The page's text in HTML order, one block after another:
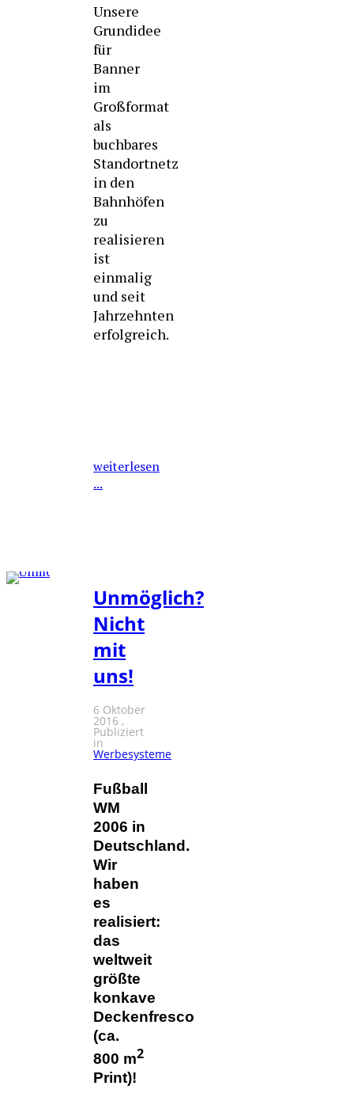
Unsere
Grundidee
für
Banner
im
Großformat
als
buchbares
Standortnetz
in den
Bahnhöfen
zu
realisieren
ist
einmalig
und seit
Jahrzehnten
erfolgreich.
weiterlesen
...
Unmöglich?
Nicht
mit
uns!
6 Oktober
2016
Publiziert
in
Werbesysteme
Fußball
WM
2006 in
Deutschland.
Wir
haben
es
realisiert:
das
weltweit
größte
konkave
Deckenfresco
(ca.
800 m2
Print)!